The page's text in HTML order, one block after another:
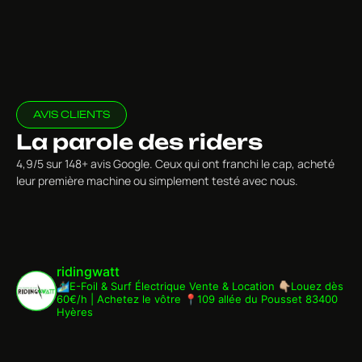
AVIS CLIENTS
La parole des riders
4,9/5 sur 148+ avis Google. Ceux qui ont franchi le cap, acheté
leur première machine ou simplement testé avec nous.
ridingwatt
🏄🏾‍♂️E-Foil & Surf Électrique Vente & Location 👇🏼Louez dès
60€/h | Achetez le vôtre 📍109 allée du Pousset 83400
Hyères